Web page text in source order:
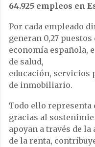
64.925 empleos en
Por cada empleado
generan 0,27
economía española,
de salud,
educación, servicios
de inmobiliario.
Todo ello representa
gracias al
apoyan a través de
de la renta,